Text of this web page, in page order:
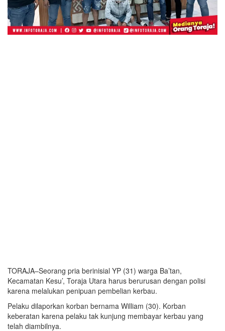
TORAJA–Seorang pria berinisial YP (31) warga Ba’tan,
Kecamatan Kesu’, Toraja Utara harus berurusan dengan polisi
karena melalukan penipuan pembelian kerbau.
Pelaku dilaporkan korban bernama William (30). Korban
keberatan karena pelaku tak kunjung membayar kerbau yang
telah diambilnya.